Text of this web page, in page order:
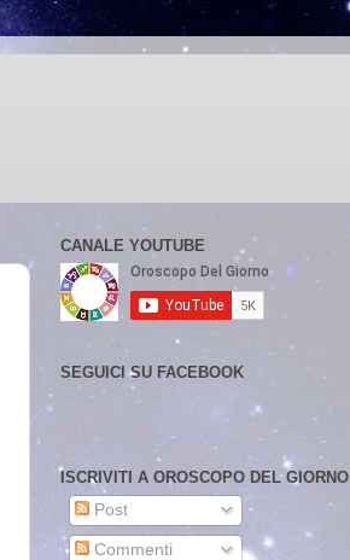
CANALE YOUTUBE
SEGUICI SU FACEBOOK
ISCRIVITI A OROSCOPO DEL GIORNO
Post
Commenti